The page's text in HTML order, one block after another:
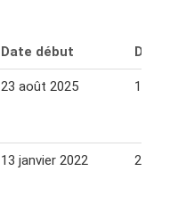
Date début Date
23 août 2025 10
13 janvier 2022 22